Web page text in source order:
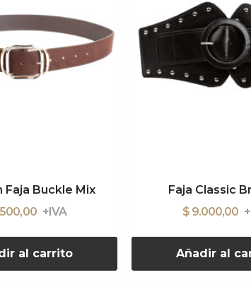
Faja Buckle Mix
al carrito
Faja Classic
$ 9.000,00
Añadir al